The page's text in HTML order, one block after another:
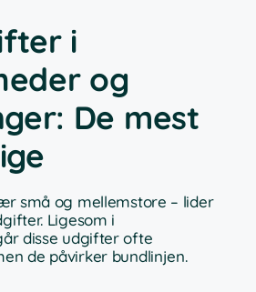
i
og
De mest
små og mellemstore – lider
Ligesom i
disse udgifter ofte
de påvirker bundlinjen.